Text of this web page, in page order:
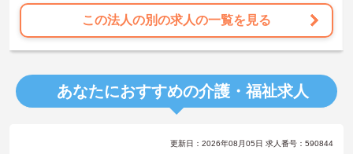
この法人の別の求人の一覧を見る
あなたにおすすめの介護・福祉求人
更新日：2026年08月05日 求人番号：590844